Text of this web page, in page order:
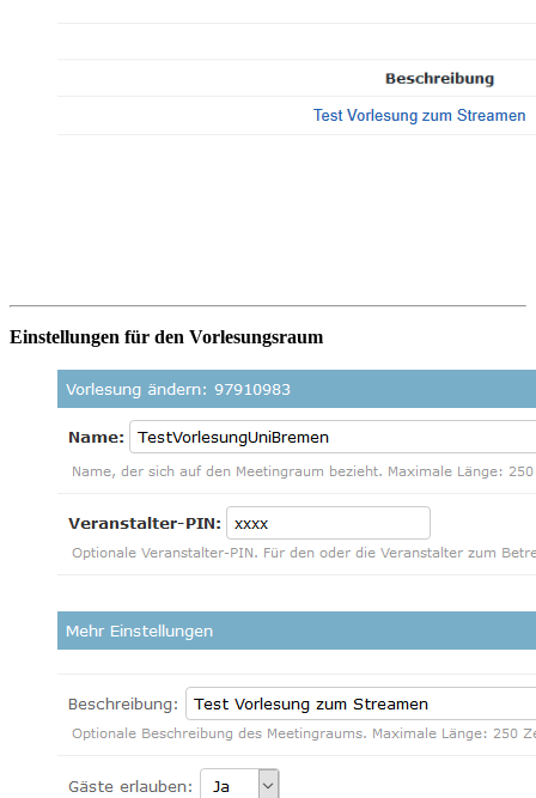
Einstellungen für den Vorlesungsraum